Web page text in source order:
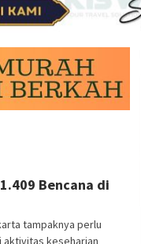
Bencana di
tampaknya perlu
aktivitas keseharian